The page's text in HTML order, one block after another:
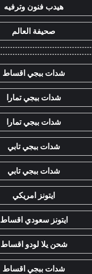
هيدب فنون وترفيه
صحيفة العالم
شدات ببجي اقساط
شدات ببجي تمارا
شدات ببجي تمارا
شدات ببجي تابي
شدات ببجي تابي
ايتونز امريكي
ايتونز سعودي اقساط
شحن يلا لودو اقساط
شدات ببجي اقساط